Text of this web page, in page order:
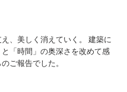
え、美しく消えていく。 建築に
「時間」の奥深さを改めて感
ご報告でした。